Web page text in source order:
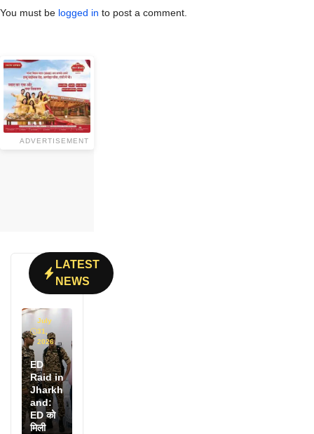
You must be logged in to post a comment.
ADVERTISEMENT
LATEST
NEWS
July
31,
2026
ED
Raid in
Jharkh
and:
ED को
मिली